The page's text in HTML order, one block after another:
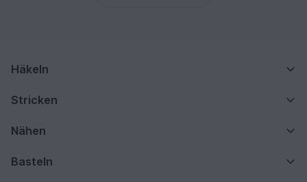
Häkeln
Stricken
Nähen
Basteln